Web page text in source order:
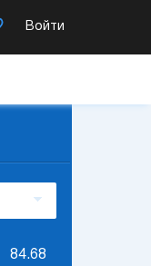
Войти
84.68